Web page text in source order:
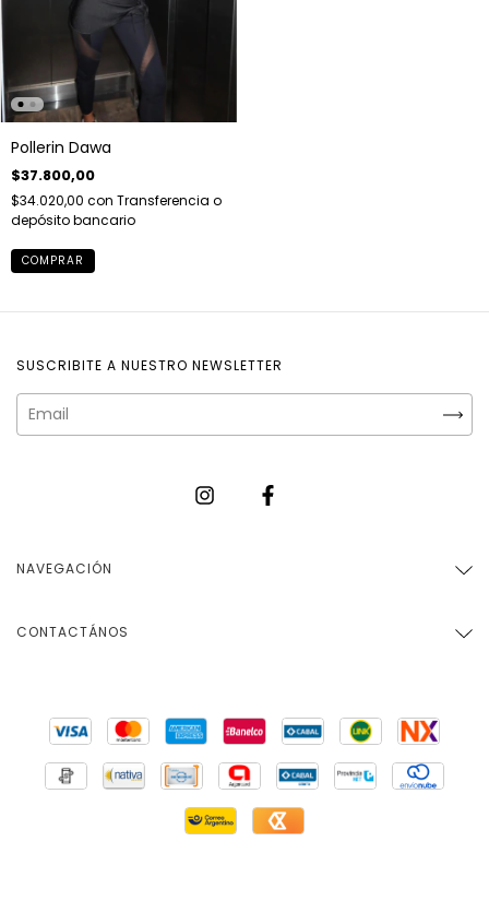
Pollerin Dawa
$37.800,00
$34.020,00 con Transferencia o
depósito bancario
COMPRAR
SUSCRIBITE A NUESTRO NEWSLETTER
NAVEGACIÓN
CONTACTÁNOS